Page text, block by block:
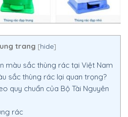
trang [hide]
màu sắc thùng rác tại Việt Nam
sắc thùng rác lại quan trọng?
quy chuẩn của Bộ Tài Nguyên
rác